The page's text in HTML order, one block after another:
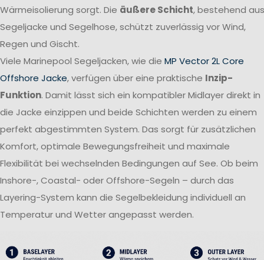
Wärmeisolierung sorgt. Die äußere Schicht, bestehend aus
Segeljacke und Segelhose, schützt zuverlässig vor Wind,
Regen und Gischt.
Viele Marinepool Segeljacken, wie die MP Vector 2L Core
Offshore Jacke, verfügen über eine praktische Inzip-
Funktion. Damit lässt sich ein kompatibler Midlayer direkt in
die Jacke einzippen und beide Schichten werden zu einem
perfekt abgestimmten System. Das sorgt für zusätzlichen
Komfort, optimale Bewegungsfreiheit und maximale
Flexibilität bei wechselnden Bedingungen auf See. Ob beim
Inshore-, Coastal- oder Offshore-Segeln – durch das
Layering-System kann die Segelbekleidung individuell an
Temperatur und Wetter angepasst werden.